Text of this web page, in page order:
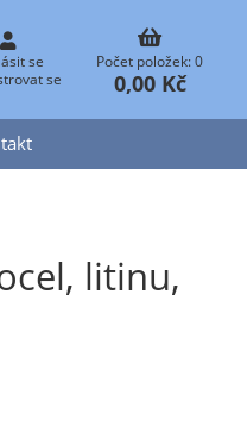
se
se
Počet položek: 0
0,00 Kč
litinu,